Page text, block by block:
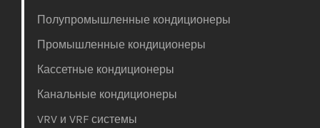
Полупромышленные кондиционеры
Промышленные кондиционеры
Кассетные кондиционеры
Канальные кондиционеры
VRV и VRF системы